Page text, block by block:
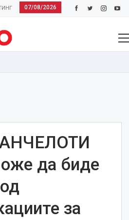
07/08/2026
да биде
за